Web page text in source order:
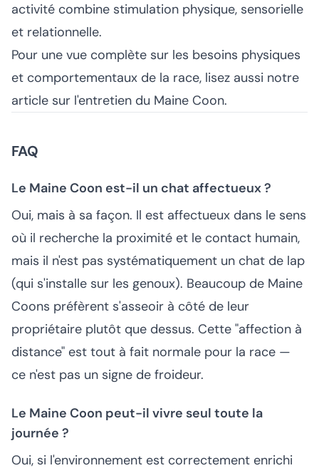
activité combine stimulation physique, sensorielle
et relationnelle.
Pour une vue complète sur les besoins physiques
et comportementaux de la race, lisez aussi notre
article sur l'entretien du Maine Coon.
FAQ
Le Maine Coon est-il un chat affectueux ?
Oui, mais à sa façon. Il est affectueux dans le sens
où il recherche la proximité et le contact humain,
mais il n'est pas systématiquement un chat de lap
(qui s'installe sur les genoux). Beaucoup de Maine
Coons préfèrent s'asseoir à côté de leur
propriétaire plutôt que dessus. Cette "affection à
distance" est tout à fait normale pour la race —
ce n'est pas un signe de froideur.
Le Maine Coon peut-il vivre seul toute la
journée ?
Oui, si l'environnement est correctement enrichi